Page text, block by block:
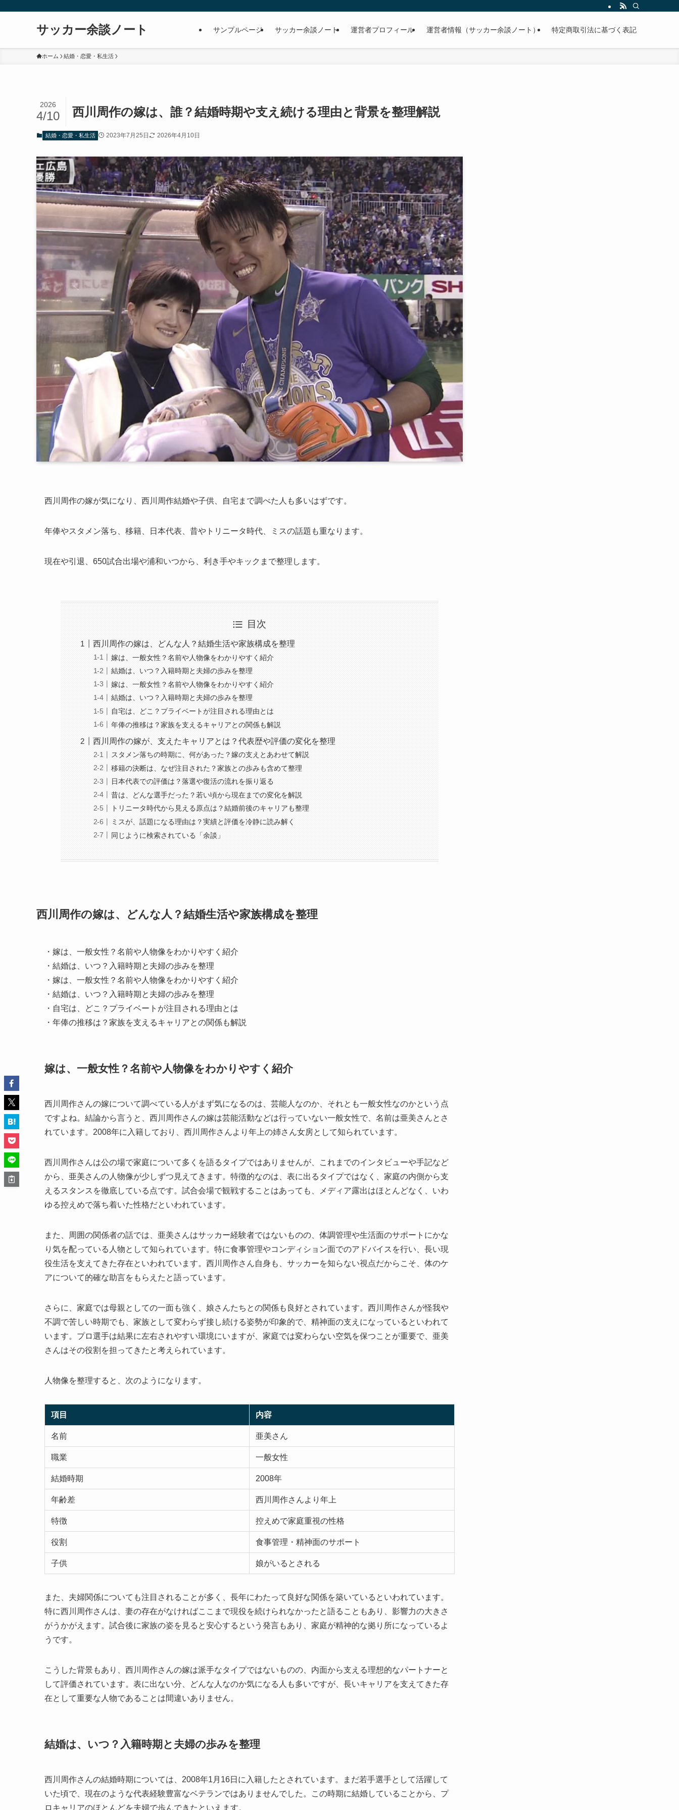
サッカー余談ノート サンプルページ サッカー余談ノート 運営者プロフィール 運営者情報（サッカー余談ノート） 特定商取引法に基づく表記
ホーム 結婚・恋愛・私生活
西川周作の嫁は、誰？結婚時期や支え続ける理由と背景を整理解説
2026
4/10
結婚・恋愛・私生活 2023年7月25日 2026年4月10日
西川周作の嫁が気になり、西川周作結婚や子供、自宅まで調べた人も多いはずです。
年俸やスタメン落ち、移籍、日本代表、昔やトリニータ時代、ミスの話題も重なります。
現在や引退、650試合出場や浦和いつから、利き手やキックまで整理します。
目次
西川周作の嫁は、どんな人？結婚生活や家族構成を整理
嫁は、一般女性？名前や人物像をわかりやすく紹介
結婚は、いつ？入籍時期と夫婦の歩みを整理
嫁は、一般女性？名前や人物像をわかりやすく紹介
結婚は、いつ？入籍時期と夫婦の歩みを整理
自宅は、どこ？プライベートが注目される理由とは
年俸の推移は？家族を支えるキャリアとの関係も解説
西川周作の嫁が、支えたキャリアとは？代表歴や評価の変化を整理
スタメン落ちの時期に、何があった？嫁の支えとあわせて解説
移籍の決断は、なぜ注目された？家族との歩みも含めて整理
日本代表での評価は？落選や復活の流れを振り返る
昔は、どんな選手だった？若い頃から現在までの変化を解説
トリニータ時代から見える原点は？結婚前後のキャリアも整理
ミスが、話題になる理由は？実績と評価を冷静に読み解く
同じように検索されている「余談」
西川周作の嫁は、どんな人？結婚生活や家族構成を整理
・嫁は、一般女性？名前や人物像をわかりやすく紹介
・結婚は、いつ？入籍時期と夫婦の歩みを整理
・嫁は、一般女性？名前や人物像をわかりやすく紹介
・結婚は、いつ？入籍時期と夫婦の歩みを整理
・自宅は、どこ？プライベートが注目される理由とは
・年俸の推移は？家族を支えるキャリアとの関係も解説
嫁は、一般女性？名前や人物像をわかりやすく紹介
西川周作さんの嫁について調べている人がまず気になるのは、芸能人なのか、それとも一般女性なのかという点
ですよね。結論から言うと、西川周作さんの嫁は芸能活動などは行っていない一般女性で、名前は亜美さんとさ
れています。2008年に入籍しており、西川周作さんより年上の姉さん女房として知られています。
西川周作さんは公の場で家庭について多くを語るタイプではありませんが、これまでのインタビューや手記など
から、亜美さんの人物像が少しずつ見えてきます。特徴的なのは、表に出るタイプではなく、家庭の内側から支
えるスタンスを徹底している点です。試合会場で観戦することはあっても、メディア露出はほとんどなく、いわ
ゆる控えめで落ち着いた性格だといわれています。
また、周囲の関係者の話では、亜美さんはサッカー経験者ではないものの、体調管理や生活面のサポートにかな
り気を配っている人物として知られています。特に食事管理やコンディション面でのアドバイスを行い、長い現
役生活を支えてきた存在といわれています。西川周作さん自身も、サッカーを知らない視点だからこそ、体のケ
アについて的確な助言をもらえたと語っています。
さらに、家庭では母親としての一面も強く、娘さんたちとの関係も良好とされています。西川周作さんが怪我や
不調で苦しい時期でも、家族として変わらず接し続ける姿勢が印象的で、精神面の支えになっているといわれて
います。プロ選手は結果に左右されやすい環境にいますが、家庭では変わらない空気を保つことが重要で、亜美
さんはその役割を担ってきたと考えられています。
人物像を整理すると、次のようになります。
項目 内容
名前 亜美さん
職業 一般女性
結婚時期 2008年
年齢差 西川周作さんより年上
特徴 控えめで家庭重視の性格
役割 食事管理・精神面のサポート
子供 娘がいるとされる
また、夫婦関係についても注目されることが多く、長年にわたって良好な関係を築いているといわれています。
特に西川周作さんは、妻の存在がなければここまで現役を続けられなかったと語ることもあり、影響力の大きさ
がうかがえます。試合後に家族の姿を見ると安心するという発言もあり、家庭が精神的な拠り所になっているよ
うです。
こうした背景もあり、西川周作さんの嫁は派手なタイプではないものの、内面から支える理想的なパートナーと
して評価されています。表に出ない分、どんな人なのか気になる人も多いですが、長いキャリアを支えてきた存
在として重要な人物であることは間違いありません。
結婚は、いつ？入籍時期と夫婦の歩みを整理
西川周作さんの結婚時期については、2008年1月16日に入籍したとされています。まだ若手選手として活躍して
いた頃で、現在のような代表経験豊富なベテランではありませんでした。この時期に結婚していることから、プ
ロキャリアのほとんどを夫婦で歩んできたといえます。